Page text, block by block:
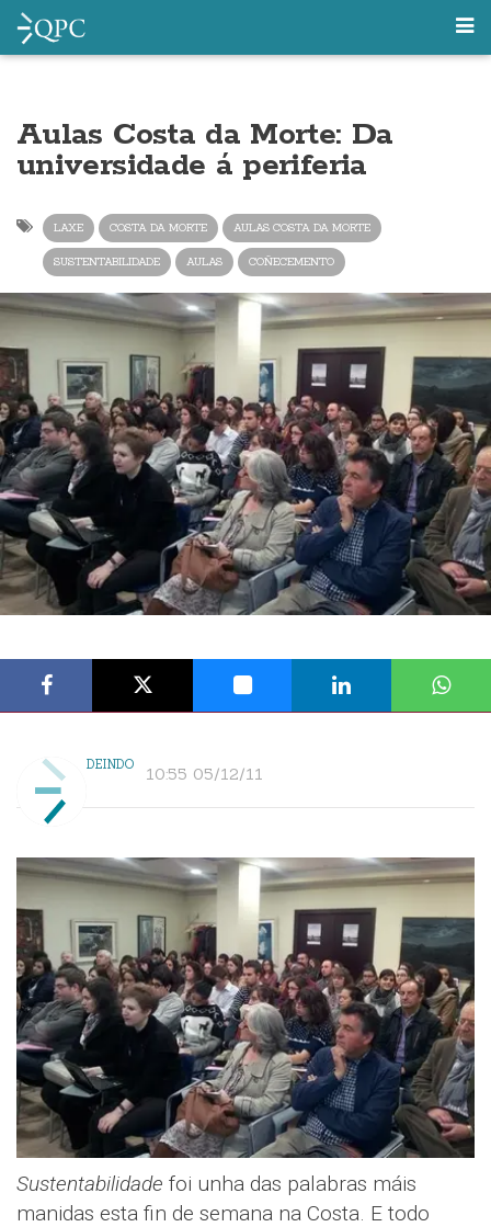
Aulas Costa da Morte: Da
universidade á periferia
LAXE COSTA DA MORTE AULAS COSTA DA MORTE
SUSTENTABILIDADE AULAS COÑECEMENTO
DEINDO 10:55 05/12/11
Sustentabilidade foi unha das palabras máis
manidas esta fin de semana na Costa. E todo